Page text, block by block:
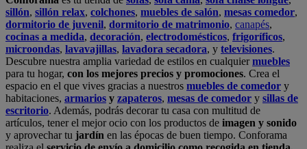
sillón, sillón relax, colchones, muebles de salón, mesas comedor,
dormitorio de juvenil, dormitorio de matrimonio, canapés,
cocinas a medida, decoración, electrodomésticos, frigoríficos,
microondas, lavavajillas, lavadora secadora, y televisiones.
Descubre nuestra amplia variedad de estilos en cualquiermuebles
para tu hogar, con los mejores precios y promociones. Crea el
espacio en el que vives gracias a nuestros muebles de comedor y
habitaciones, armarios y zapateros, mesas de comedor y sillas de
escritorio. Además, podrás decorar tu casa con multitud de
artículos, tener el mejor ocio con los productos de imagen y sonido
y aprovechar tu jardín en las épocas de buen tiempo. Conforama